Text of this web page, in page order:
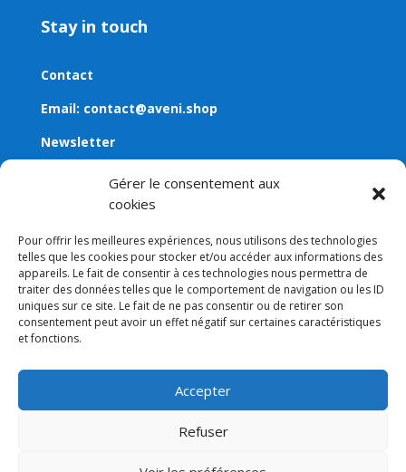
Gérer le consentement aux
cookies
Pour offrir les meilleures expériences, nous utilisons des technologies
telles que les cookies pour stocker et/ou accéder aux informations des
appareils. Le fait de consentir à ces technologies nous permettra de
traiter des données telles que le comportement de navigation ou les ID
uniques sur ce site. Le fait de ne pas consentir ou de retirer son
consentement peut avoir un effet négatif sur certaines caractéristiques
et fonctions.
Accepter
Refuser
Stay in touch
Contact
Email: contact@aveni.shop
Newsletter
© 2022-2026 AVENI.SHOP – All rights reserved –